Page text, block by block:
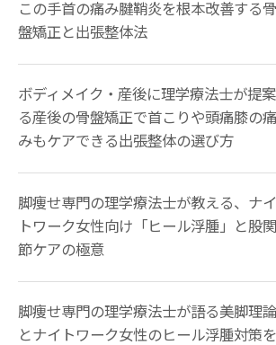
この手首の痛み腱鞘炎を根本改善する骨
盤矯正と出張整体法
ボディメイク・産後に理学療法士が提
る産後の骨盤矯正で首こりや頭痛膝の痛
みもケアできる出張整体の選び方
脚痩せ専門の理学療法士が教える、ナイ
トワーク女性向け「ヒール浮腫」と股関
節ケアの極意
脚痩せ専門の理学療法士が語る美脚理論
とナイトワーク女性のヒール浮腫対策を